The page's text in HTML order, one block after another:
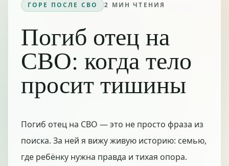
ГОРЕ ПОСЛЕ СВО 2 МИН ЧТЕНИЯ
Погиб отец на
СВО: когда тело
просит тишины
Погиб отец на СВО — это не просто фраза из
поиска. За ней я вижу живую историю: семью,
где ребёнку нужна правда и тихая опора.